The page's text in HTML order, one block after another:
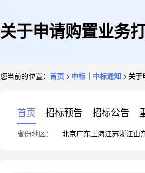
关于申请购置业务
您当前的位置： 首页 中标｜中标通知 关于
首页 招标预告 招标公告
省份地区： 北京广东 上海江苏浙江山